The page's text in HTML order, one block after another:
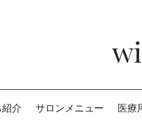
紹介 サロンメニュー 医療